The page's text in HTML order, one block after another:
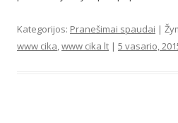
Kategorijos: Pranešimai spaudai |
www cika,www cika lt | 5 vasario,